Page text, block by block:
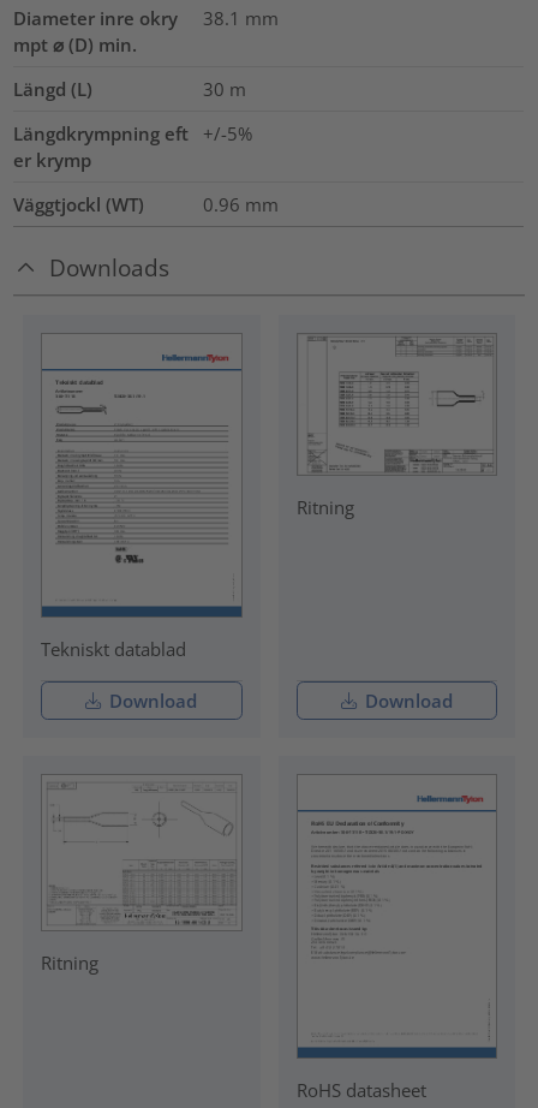
Diameter inre okry
mpt ⌀ (D) min.
38.1 mm
Längd (L) 30 m
Längdkrympning eft
er krymp
+/-5%
Väggtjockl (WT) 0.96 mm
Downloads
Tekniskt datablad
Download
Ritning
Download
Ritning
RoHS datasheet